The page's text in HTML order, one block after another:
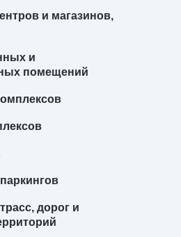
и магазинов,
и
помещений
дорог и